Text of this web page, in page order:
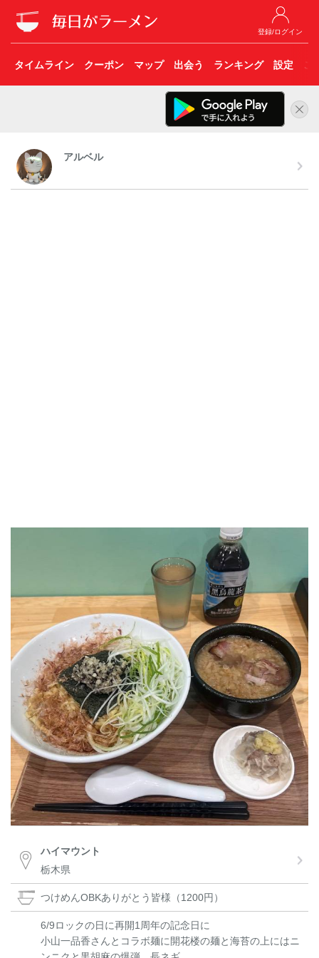
登録/ログイン
タイムライン クーポン マップ 出会う ランキング 設定 こ
アルベル
ハイマウント
栃木県
つけめんOBKありがとう皆様（1200円）
6/9ロックの日に再開1周年の記念日に
小山一品香さんとコラボ麺に開花楼の麺と海苔の上にはニ